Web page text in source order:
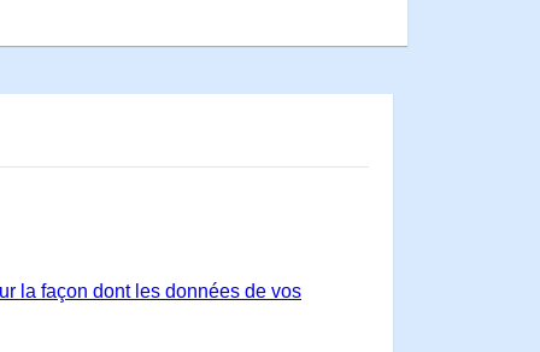
la façon dont les données de vos